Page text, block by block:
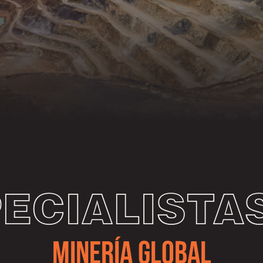
MINERÍA GLOBAL